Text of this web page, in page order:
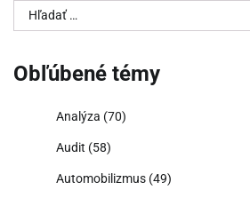
Hľadať:
Obľúbené témy
Analýza (70)
Audit (58)
Automobilizmus (49)